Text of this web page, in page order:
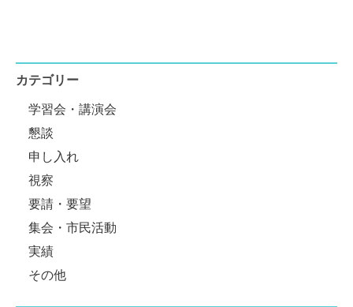
カテゴリー
学習会・講演会
懇談
申し入れ
視察
要請・要望
集会・市民活動
実績
その他